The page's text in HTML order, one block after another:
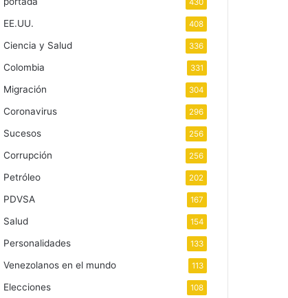
430
EE.UU. 408
Ciencia y Salud 336
Colombia 331
Migración 304
Coronavirus 296
Sucesos 256
Corrupción 256
Petróleo 202
PDVSA 167
Salud 154
Personalidades 133
Venezolanos en el mundo 113
Elecciones 108